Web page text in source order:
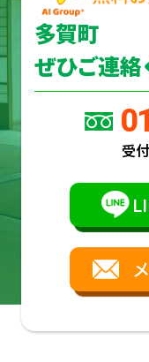
多賀町
ぜひご連絡
受